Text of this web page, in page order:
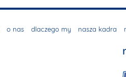
o nas dlaczego my nasza kadra